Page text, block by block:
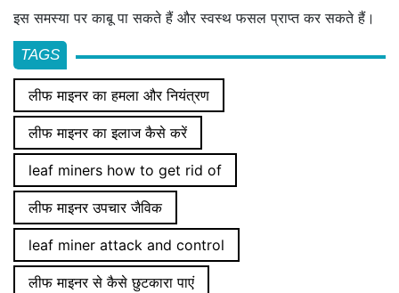
इस समस्या पर काबू पा सकते हैं और स्वस्थ फसल प्राप्त कर सकते हैं।
TAGS
लीफ माइनर का हमला और नियंत्रण
लीफ माइनर का इलाज कैसे करें
leaf miners how to get rid of
लीफ माइनर उपचार जैविक
leaf miner attack and control
लीफ माइनर से कैसे छुटकारा पाएं